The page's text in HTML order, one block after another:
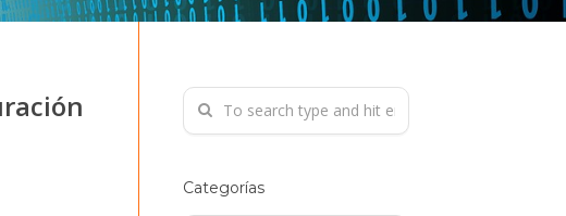
Categorías